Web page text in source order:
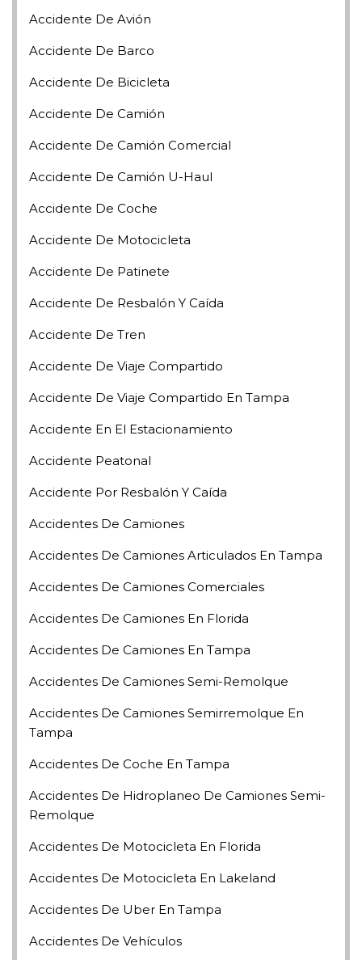
Accidente De Avión
Accidente De Barco
Accidente De Bicicleta
Accidente De Camión
Accidente De Camión Comercial
Accidente De Camión U-Haul
Accidente De Coche
Accidente De Motocicleta
Accidente De Patinete
Accidente De Resbalón Y Caída
Accidente De Tren
Accidente De Viaje Compartido
Accidente De Viaje Compartido En Tampa
Accidente En El Estacionamiento
Accidente Peatonal
Accidente Por Resbalón Y Caída
Accidentes De Camiones
Accidentes De Camiones Articulados En Tampa
Accidentes De Camiones Comerciales
Accidentes De Camiones En Florida
Accidentes De Camiones En Tampa
Accidentes De Camiones Semi-Remolque
Accidentes De Camiones Semirremolque En
Tampa
Accidentes De Coche En Tampa
Accidentes De Hidroplaneo De Camiones Semi-
Remolque
Accidentes De Motocicleta En Florida
Accidentes De Motocicleta En Lakeland
Accidentes De Uber En Tampa
Accidentes De Vehículos